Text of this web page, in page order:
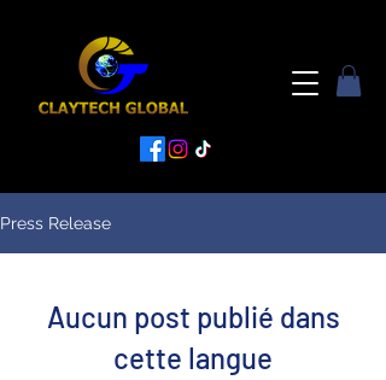
Press Release
Aucun post publié dans
cette langue